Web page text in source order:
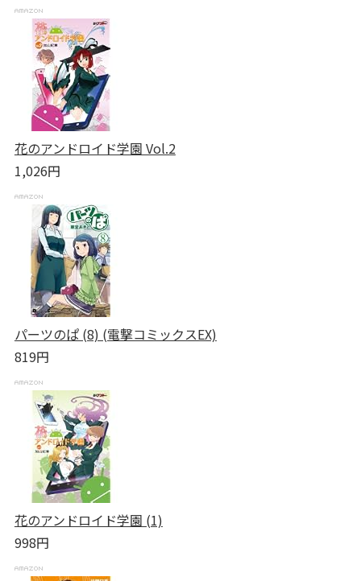
花のアンドロイド学園 Vol.2
1,026円
パーツのぱ (8) (電撃コミックスEX)
819円
花のアンドロイド学園 (1)
998円